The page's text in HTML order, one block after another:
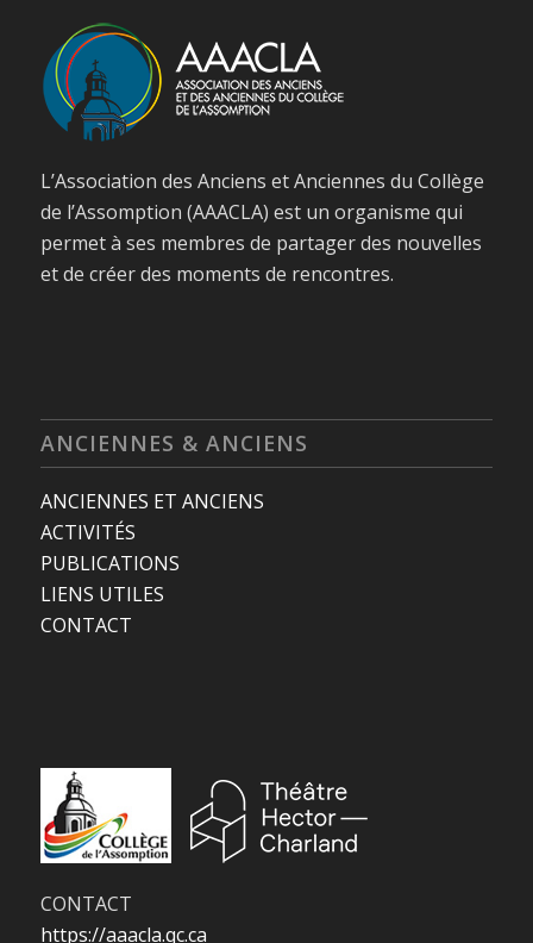
L’Association des Anciens et Anciennes du Collège
de l’Assomption (AAACLA) est un organisme qui
permet à ses membres de partager des nouvelles
et de créer des moments de rencontres.
ANCIENNES & ANCIENS
ANCIENNES ET ANCIENS
ACTIVITÉS
PUBLICATIONS
LIENS UTILES
CONTACT
CONTACT
https://aaacla.qc.ca